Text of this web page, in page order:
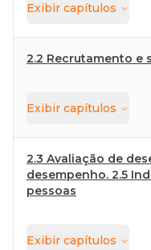
Exibir capítulos
2.2 Recrutamento e
Exibir capítulos
2.3 Avaliação de
desempenho. 2.5
pessoas
Exibir capítulos